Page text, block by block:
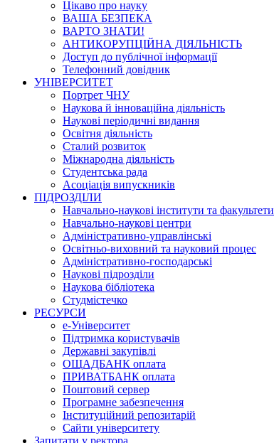
Цікаво про науку
ВАША БЕЗПЕКА
ВАРТО ЗНАТИ!
АНТИКОРУПЦІЙНА ДІЯЛЬНІСТЬ
Доступ до публічної інформації
Телефонний довідник
УНІВЕРСИТЕТ
Портрет ЧНУ
Наукова й інноваційна діяльність
Наукові періодичні видання
Освітня діяльність
Сталий розвиток
Міжнародна діяльність
Студентська рада
Асоціація випускників
ПІДРОЗДІЛИ
Навчально-наукові інститути та факультети
Навчально-наукові центри
Адміністративно-управлінські
Освітньо-виховний та науковий процес
Адміністративно-господарські
Наукові підрозділи
Наукова бібліотека
Студмістечко
РЕСУРСИ
е-Університет
Підтримка користувачів
Державні закупівлі
ОЩАДБАНК оплата
ПРИВАТБАНК оплата
Поштовий сервер
Програмне забезпечення
Інституційний репозитарій
Сайти університету